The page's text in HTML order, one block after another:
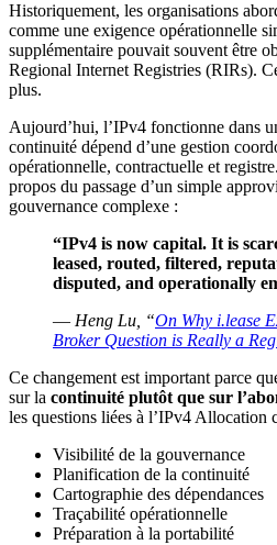
Historiquement, les organisations
comme une exigence opérationnelle
supplémentaire pouvait souvent être
Regional Internet Registries (RIRs).
plus.
Aujourd’hui, l’IPv4 fonctionne dans
continuité dépend d’une gestion
opérationnelle, contractuelle et
propos du passage d’un simple
gouvernance complexe :
“IPv4 is now capital. It is
leased, routed, filtered,
disputed, and operationally
— Heng Lu, “On Why i.lease
Broker Question is Really a
Ce changement est important parce
sur la continuité plutôt que sur
les questions liées à l’IPv4 Allocation
Visibilité de la gouvernance
Planification de la continuité
Cartographie des dépendances
Traçabilité opérationnelle
Préparation à la portabilité